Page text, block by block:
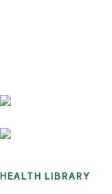
HEALTH LIBRARY